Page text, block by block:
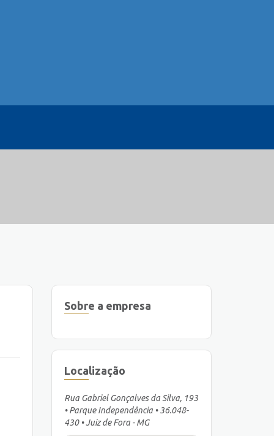
Sobre a empresa
Localização
Rua Gabriel Gonçalves da Silva, 193
• Parque Independência • 36.048-
430 • Juiz de Fora - MG